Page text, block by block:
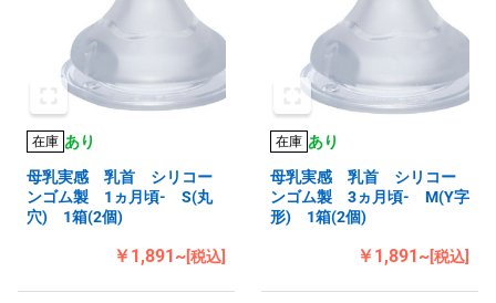
在庫 あり
母乳実感 乳首 シリコー
ンゴム製 1ヵ月頃- S(丸
穴) 1箱(2個)
￥1,891~[税込]
在庫 あり
母乳実感 乳首 シリコー
ンゴム製 3ヵ月頃- M(Y字
形) 1箱(2個)
￥1,891~[税込]